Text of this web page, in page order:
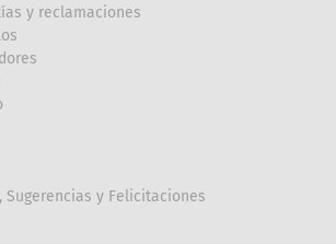
y reclamaciones
Sugerencias y Felicitaciones